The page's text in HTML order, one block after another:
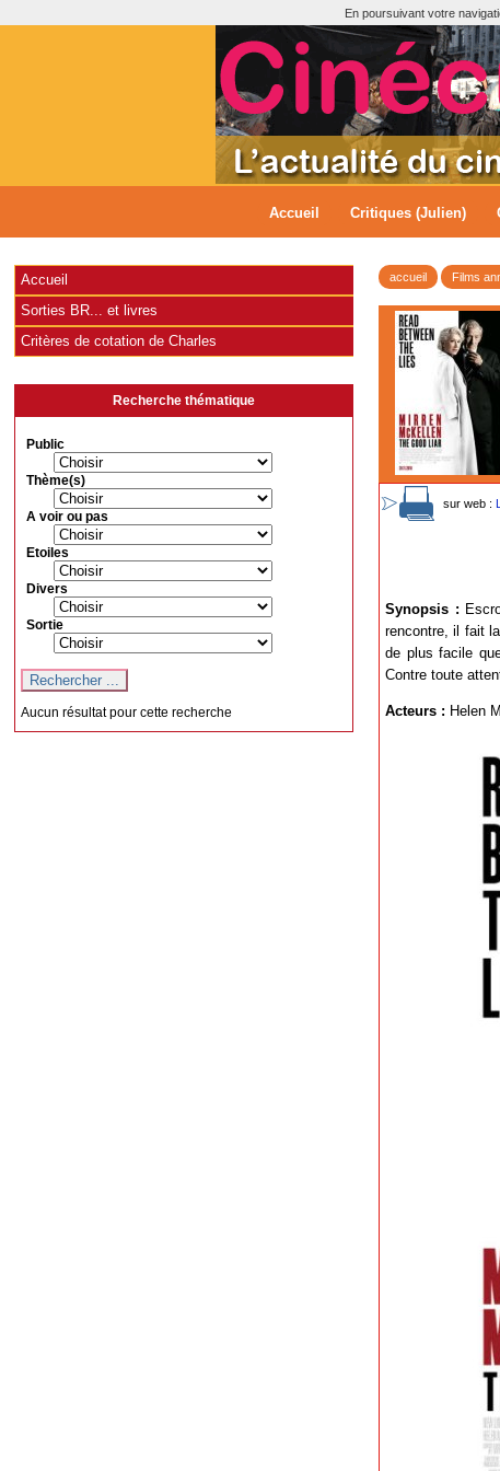
En poursuivant votre
Accueil Critiques (Julien)
accueil Films
sur web :
Synopsis :
rencontre, il fait
de plus facile
Contre toute
Acteurs : Helen
Accueil
Sorties BR... et livres
Critères de cotation de Charles
Recherche thématique
Public
Thème(s)
A voir ou pas
Etoiles
Divers
Sortie
Aucun résultat pour cette recherche